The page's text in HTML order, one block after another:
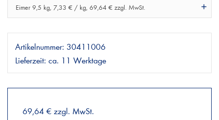
Eimer 9,5 kg, 7,33 € / kg, 69,64 € zzgl. MwSt.
Artikelnummer: 30411006
Lieferzeit: ca. 11 Werktage
69,64 € zzgl. MwSt.